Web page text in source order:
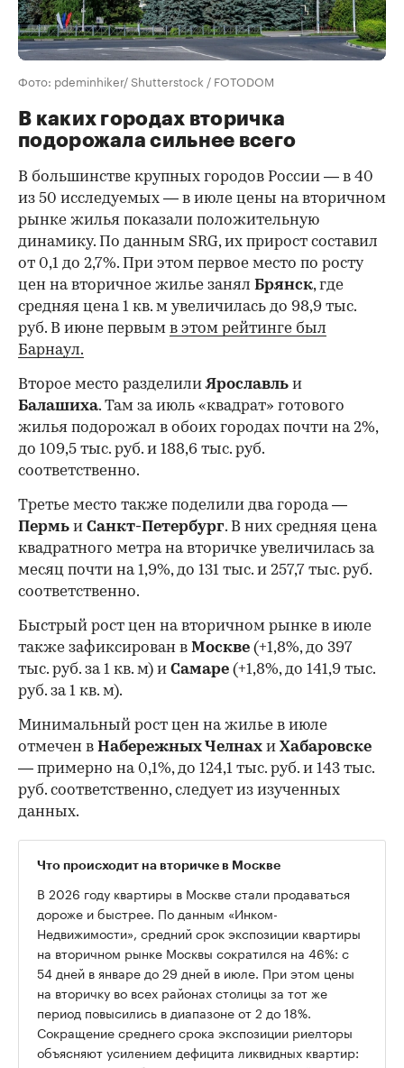
Фото: pdeminhiker/ Shutterstock / FOTODOM
В каких городах вторичка
подорожала сильнее всего
В большинстве крупных городов России — в 40
из 50 исследуемых — в июле цены на вторичном
рынке жилья показали положительную
динамику. По данным SRG, их прирост составил
от 0,1 до 2,7%. При этом первое место по росту
цен на вторичное жилье занял Брянск, где
средняя цена 1 кв. м увеличилась до 98,9 тыс.
руб. В июне первым в этом рейтинге был
Барнаул.
Второе место разделилиЯрославль и
Балашиха. Там за июль «квадрат» готового
жилья подорожал в обоих городах почти на 2%,
до 109,5 тыс. руб. и 188,6 тыс. руб.
соответственно.
Третье место также поделили два города —
Пермь и Санкт-Петербург. В них средняя цена
квадратного метра на вторичке увеличилась за
месяц почти на 1,9%, до 131 тыс. и 257,7 тыс. руб.
соответственно.
Быстрый рост цен на вторичном рынке в июле
также зафиксирован в Москве (+1,8%, до 397
тыс. руб. за 1 кв. м) и Самаре (+1,8%, до 141,9 тыс.
руб. за 1 кв. м).
Минимальный рост цен на жилье в июле
отмечен в Набережных Челнах и Хабаровске
— примерно на 0,1%, до 124,1 тыс. руб. и 143 тыс.
руб. соответственно, следует из изученных
данных.
Что происходит на вторичке в Москве
В 2026 году квартиры в Москве стали продаваться
дороже и быстрее. По данным «Инком-
Недвижимости», средний срок экспозиции квартиры
на вторичном рынке Москвы сократился на 46%: с
54 дней в январе до 29 дней в июле. При этом цены
на вторичку во всех районах столицы за тот же
период повысились в диапазоне от 2 до 18%.
Сокращение среднего срока экспозиции риелторы
объясняют усилением дефицита ликвидных квартир: